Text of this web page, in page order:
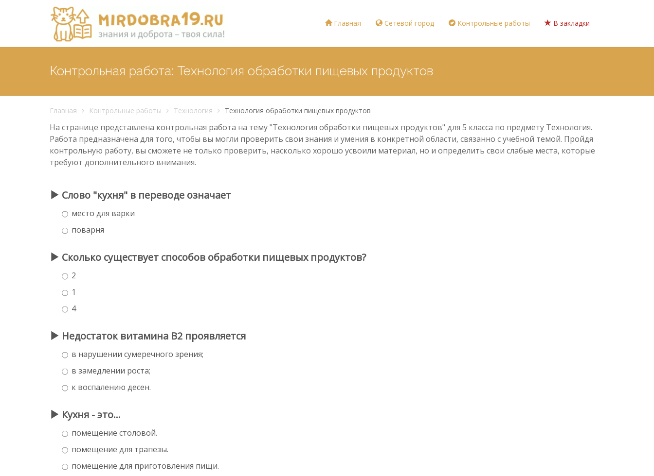
Главная Сетевой город Контрольные работы В закладки
Контрольная работа: Технология обработки пищевых продуктов
Главная Контрольные работы Технология Технология обработки пищевых продуктов
На странице представлена контрольная работа на тему "Технология обработки пищевых продуктов" для 5 класса по предмету Технология.
Работа предназначена для того, чтобы вы могли проверить свои знания и умения в конкретной области, связанно с учебной темой. Пройдя
контрольную работу, вы сможете не только проверить, насколько хорошо усвоили материал, но и определить свои слабые места, которые
требуют дополнительного внимания.
Слово "кухня" в переводе означает
место для варки
поварня
Сколько существует способов обработки пищевых продуктов?
2
1
4
Недостаток витамина В2 проявляется
в нарушении сумеречного зрения;
в замедлении роста;
к воспалению десен.
Кухня - это...
помещение столовой.
помещение для трапезы.
помещение для приготовления пищи.